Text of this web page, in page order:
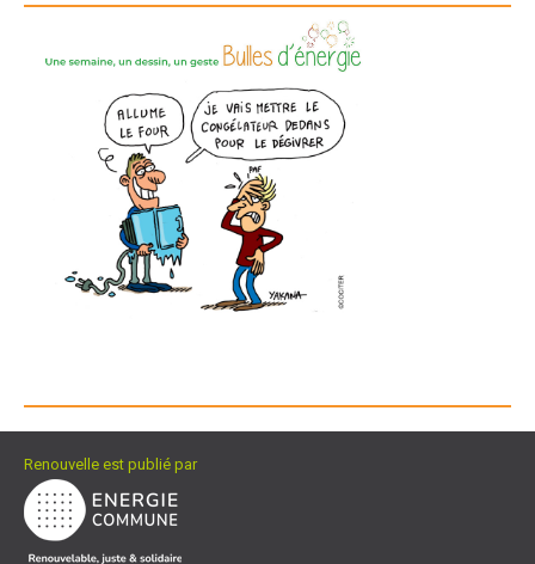
Renouvelle est publié par